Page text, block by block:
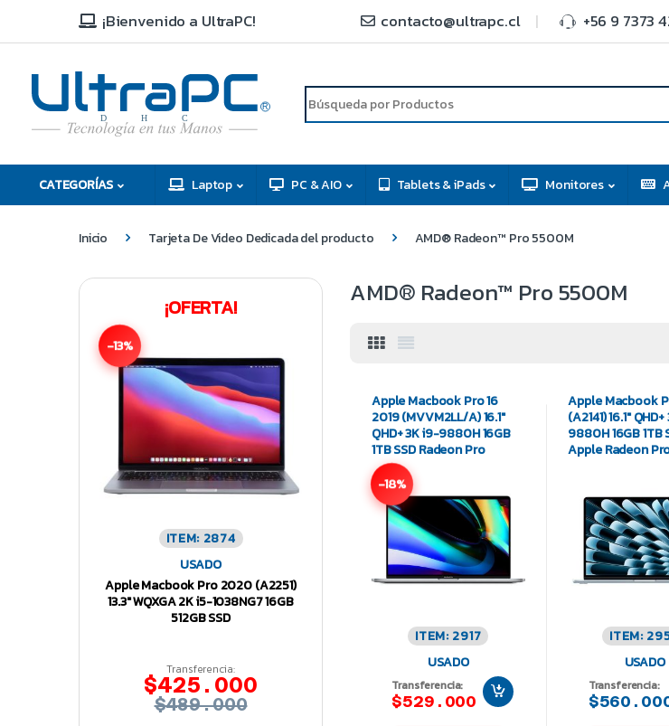
¡Bienvenido a UltraPC! contacto@ultrapc.cl +56 9 7373
C
H
D
R
CATEGORÍAS Laptop PC & AIO Tablets & iPads Monitores
Inicio Tarjeta De Video Dedicada del producto AMD® Radeon™ Pro 5500M
AMD® Radeon™ Pro 5500M
Apple Macbook Pro 16
2019 (MVVM2LL/A) 16.1″
QHD+ 3K i9-9880H 16GB
1TB SSD Radeon Pro
5500M
-18%
ITEM: 2917
USADO
Transferencia:
$529.000
Apple Macbook
(A2141) 16.1″
9880H 16GB 1TB
Apple Radeon
ITEM:
USADO
Transferencia:
¡OFERTA!
-13%
ITEM: 2874
USADO
Apple Macbook Pro 2020 (A2251)
13.3″ WQXGA 2K i5-1038NG7 16GB
512GB SSD
Transferencia:
$425.000
$489.000